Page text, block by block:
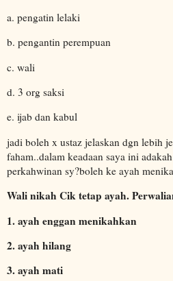
a. pengatin lelaki
b. pengantin perempuan
c. wali
d. 3 org saksi
e. ijab dan kabul
jadi boleh x ustaz jelaskan dgn lebih
faham..dalam keadaan saya ini
perkahwinan sy?boleh ke ayah
Wali nikah Cik tetap ayah.
1. ayah enggan menikahkan
2. ayah hilang
3. ayah mati